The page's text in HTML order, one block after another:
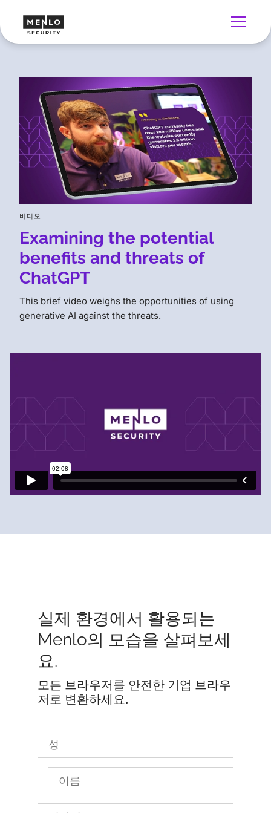
비디오
Examining the potential
benefits and threats of
ChatGPT
This brief video weighs the opportunities of using
generative AI against the threats.
실제 환경에서 활용되는
Menlo의 모습을 살펴보세
요.
모든 브라우저를 안전한 기업 브라우
저로 변환하세요.